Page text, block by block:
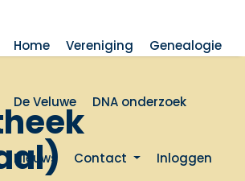
Home Vereniging Genealogie
De Veluwe DNA onderzoek
Nieuws Contact Inloggen